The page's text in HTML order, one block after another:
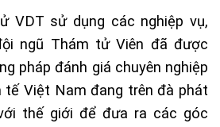
VDT sử dụng các nghiệp vụ,
ngũ Thám tử Viên đã được
pháp đánh giá chuyên nghiệp
tế Việt Nam đang trên đà phát
thế giới để đưa ra các góc